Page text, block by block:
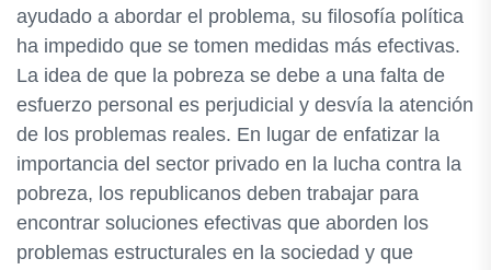
ayudado a abordar el problema, su filosofía política
ha impedido que se tomen medidas más efectivas.
La idea de que la pobreza se debe a una falta de
esfuerzo personal es perjudicial y desvía la atención
de los problemas reales. En lugar de enfatizar la
importancia del sector privado en la lucha contra la
pobreza, los republicanos deben trabajar para
encontrar soluciones efectivas que aborden los
problemas estructurales en la sociedad y que